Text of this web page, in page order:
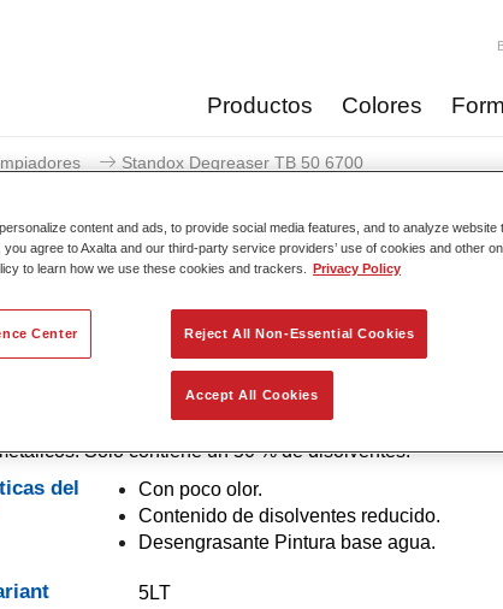
Productos Colores
Standox Degreaser TB 50 6700​
Standox Degreaser
Standox Degreaser TB 50 6700​ se usa para limpiar
Solo contiene un 50 % de disolventes.
del
Con poco olor.
Contenido de disolventes reducido.
Desengrasante Pintura base agua.
5LT
content and ads, to provide social media features, and to analyze website
agree to Axalta and our third-party service providers’ use of cookies and other
to learn how we use these cookies and trackers.
Privacy Policy
Reject All Non-Essential Cookies
Accept All Cookies
Center